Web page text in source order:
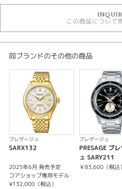
時計
その他文字盤
10気圧防水
メンズウォッチ
金属ベルト
メンズ 腕時計
プレザージュ
腕時計
PRESAGE
紹介文
この商品について
同ブランドのその他の商品
プレザージュ
SARX132
2025年6月 発売予定
コアショップ専用モデル
¥132,000（税込）
プレザージュ
PRESAGE プ
ュ SARY211
￥83,600（税込）